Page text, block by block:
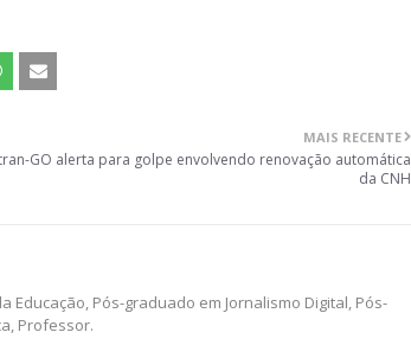
MAIS RECENTE
GO alerta para golpe envolvendo renovação automática
da CNH
Educação, Pós-graduado em Jornalismo Digital, Pós-
Professor.